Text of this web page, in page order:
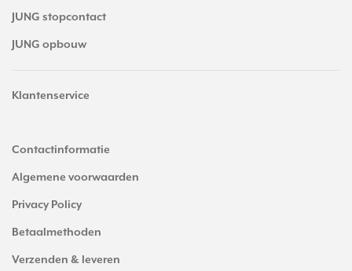
JUNG stopcontact
JUNG opbouw
Klantenservice
Contactinformatie
Algemene voorwaarden
Privacy Policy
Betaalmethoden
Verzenden & leveren